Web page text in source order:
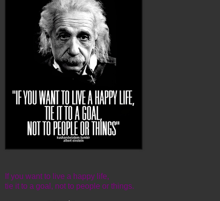
If you want to live a happy life,
tie it to a goal, not to people or things.